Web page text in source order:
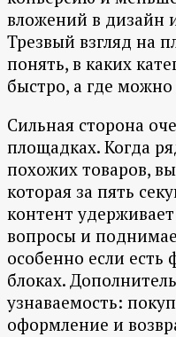
вложений в дизайн
Трезвый взгляд на
понять, в каких
быстро, а где можно
Сильная сторона
площадках. Когда
похожих товаров,
которая за пять
контент
вопросы и
особенно если
блоках.
узнаваемость:
оформление и